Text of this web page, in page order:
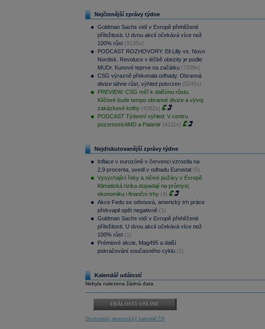
Nejčtenější zprávy týdne
Goldman Sachs vidí v Evropě přehlížené
příležitosti. U dvou akcií očekává více než
100% růst (9135x)
PODCAST ROZHOVORY: Eli Lilly vs. Novo
Nordisk. Revoluce v léčbě obezity je podle
MUDr. Kunové teprve na začátku (7209x)
CSG výrazně překonala odhady. Obranná
divize táhne růst, výhled potvrzen (5245x)
PREVIEW: CSG míří k dalšímu růstu.
Klíčové bude tempo obranné divize a vývoj
zakázkové knihy (4382x)
PODCAST Týdenní výhled: V centru
pozornosti AMD a Palantir (4211x)
Nejdiskutovanější zprávy týdne
Inflace v eurozóně v červenci vzrostla na
2,9 procenta, uvedl v odhadu Eurostat (5)
Vysychající řeky a ničivé požáry v Evropě.
Klimatická rizika dopadají na průmysl,
ekonomiku i finanční trhy (4)
Akce Fedu se odsouvá, americký trh práce
překvapil opět negativně (1)
Goldman Sachs vidí v Evropě přehlížené
příležitosti. U dvou akcií očekává více než
100% růst (1)
Prémiové akcie, Mag495 a další
pokračování současného cyklu (1)
Kalendář událostí
Nebyla nalezena žádná data
UDÁLOSTI ONLINE
Dlouhodobý ekonomický kalendář ČR